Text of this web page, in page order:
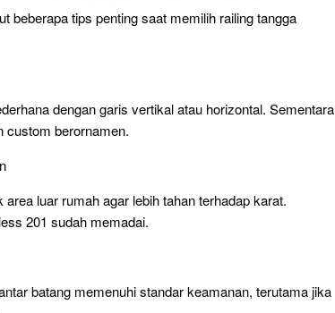
beberapa tips penting saat memilih railing tangga
dengan garis vertikal atau horizontal. Sementara
custom berornamen.
luar rumah agar lebih tahan terhadap karat.
201 sudah memadai.
batang memenuhi standar keamanan, terutama jika